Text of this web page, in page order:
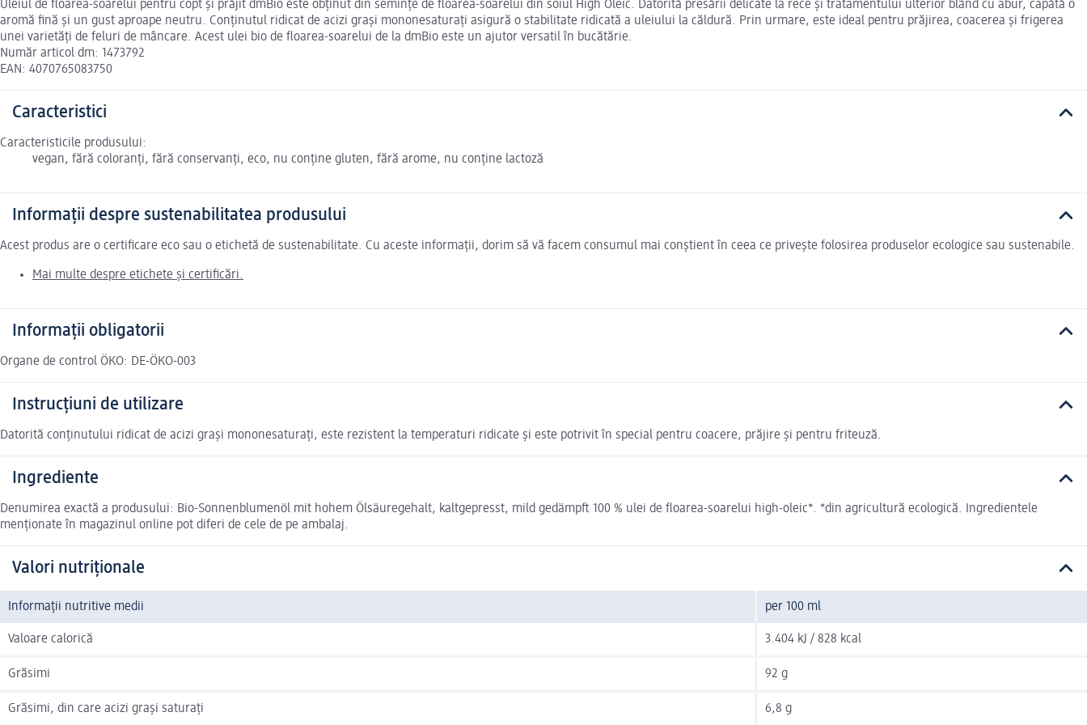
Uleiul de floarea-soarelui pentru copt și prăjit dmBio este obținut din semințe de floarea-soarelui din soiul High Oleic. Datorită presării delicate la rece și tratamentului ulterior blând cu abur, capătă o
aromă fină și un gust aproape neutru. Conținutul ridicat de acizi grași mononesaturați asigură o stabilitate ridicată a uleiului la căldură. Prin urmare, este ideal pentru prăjirea, coacerea și frigerea
unei varietăți de feluri de mâncare. Acest ulei bio de floarea-soarelui de la dmBio este un ajutor versatil în bucătărie.
Număr articol dm: 1473792
EAN: 4070765083750
Caracteristici
Caracteristicile produsului:
vegan, fără coloranți, fără conservanți, eco, nu conține gluten, fără arome, nu conține lactoză
Informații despre sustenabilitatea produsului
Acest produs are o certificare eco sau o etichetă de sustenabilitate. Cu aceste informații, dorim să vă facem consumul mai conștient în ceea ce privește folosirea produselor ecologice sau sustenabile.
Mai multe despre etichete și certificări.
Informații obligatorii
Organe de control ÖKO: DE-ÖKO-003
Instrucțiuni de utilizare
Datorită conținutului ridicat de acizi grași mononesaturați, este rezistent la temperaturi ridicate și este potrivit în special pentru coacere, prăjire și pentru friteuză.
Ingrediente
Denumirea exactă a produsului: Bio-Sonnenblumenöl mit hohem Ölsäuregehalt, kaltgepresst, mild gedämpft 100 % ulei de floarea-soarelui high-oleic*. *din agricultură ecologică. Ingredientele
menționate în magazinul online pot diferi de cele de pe ambalaj.
Valori nutriționale
Informații nutritive medii per 100 ml
Valoare calorică 3.404 kJ / 828 kcal
Grăsimi 92 g
Grăsimi, din care acizi grași saturați 6,8 g